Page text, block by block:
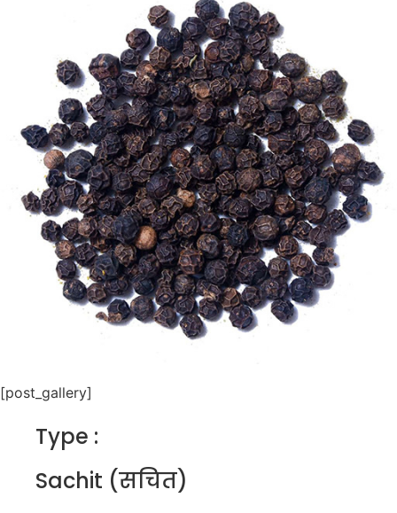
[post_gallery]
Type :
Sachit (सचित)